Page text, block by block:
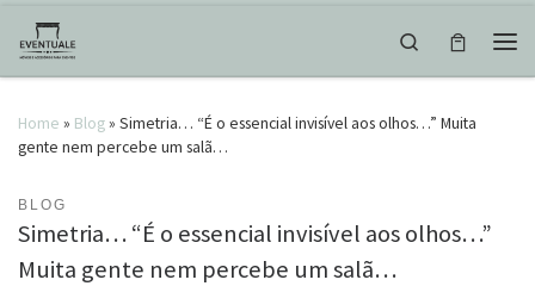
Skip to content
Search
Home » Blog» Simetria… “É o essencial invisível aos olhos…” Muita
gente nem percebe um salã…
BLOG
Simetria… “É o essencial invisível aos olhos…”
Muita gente nem percebe um salã…